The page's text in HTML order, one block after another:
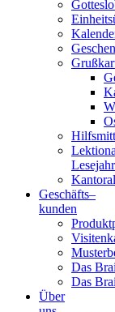
gGmbH
Geschäfts­–
kunden
Das
Das
Über